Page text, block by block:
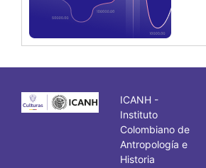
ICANH -
Instituto
Colombiano de
Antropología e
Historia